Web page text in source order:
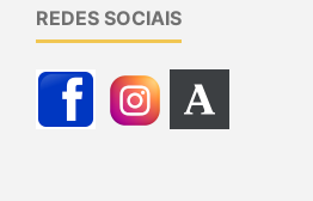
REDES SOCIAIS